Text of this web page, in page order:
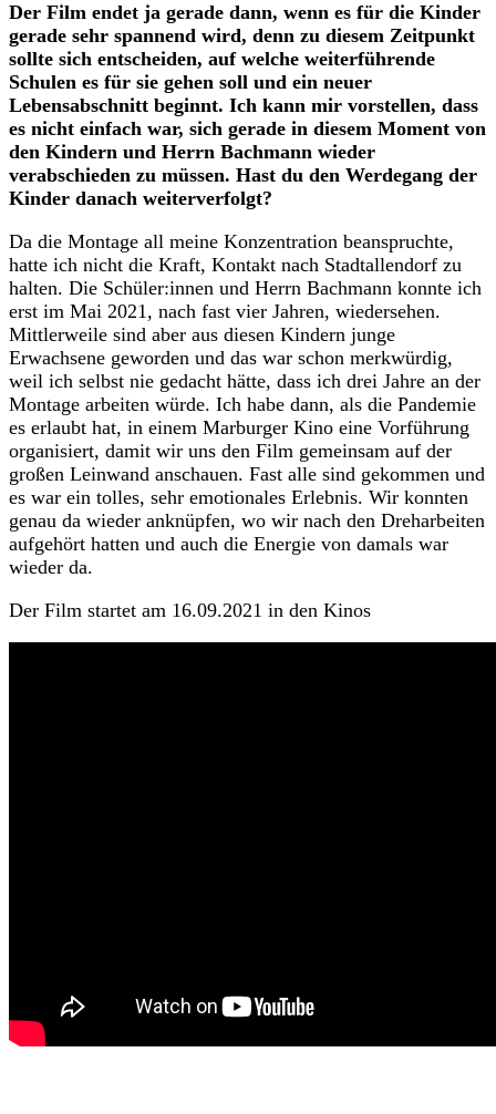
Der Film endet ja gerade dann, wenn es für die Kinder
gerade sehr spannend wird, denn zu diesem Zeitpunkt
sollte sich entscheiden, auf welche weiterführende
Schulen es für sie gehen soll und ein neuer
Lebensabschnitt beginnt. Ich kann mir vorstellen, dass
es nicht einfach war, sich gerade in diesem Moment von
den Kindern und Herrn Bachmann wieder
verabschieden zu müssen. Hast du den Werdegang der
Kinder danach weiterverfolgt?
Da die Montage all meine Konzentration beanspruchte,
hatte ich nicht die Kraft, Kontakt nach Stadtallendorf zu
halten. Die Schüler:innen und Herrn Bachmann konnte ich
erst im Mai 2021, nach fast vier Jahren, wiedersehen.
Mittlerweile sind aber aus diesen Kindern junge
Erwachsene geworden und das war schon merkwürdig,
weil ich selbst nie gedacht hätte, dass ich drei Jahre an der
Montage arbeiten würde. Ich habe dann, als die Pandemie
es erlaubt hat, in einem Marburger Kino eine Vorführung
organisiert, damit wir uns den Film gemeinsam auf der
großen Leinwand anschauen. Fast alle sind gekommen und
es war ein tolles, sehr emotionales Erlebnis. Wir konnten
genau da wieder anknüpfen, wo wir nach den Dreharbeiten
aufgehört hatten und auch die Energie von damals war
wieder da.
Der Film startet am 16.09.2021 in den Kinos